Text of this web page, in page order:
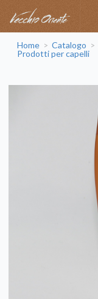
Home > Catalogo >
Prodotti per capelli